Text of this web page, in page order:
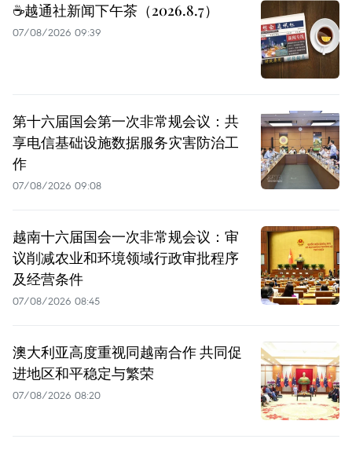
☕️越通社新闻下午茶（2026.8.7）
07/08/2026 09:39
第十六届国会第一次非常规会议：共
享电信基础设施数据服务灾害防治工
作
07/08/2026 09:08
越南十六届国会一次非常规会议：审
议削减农业和环境领域行政审批程序
及经营条件
07/08/2026 08:45
澳大利亚高度重视同越南合作 共同促
进地区和平稳定与繁荣
07/08/2026 08:20